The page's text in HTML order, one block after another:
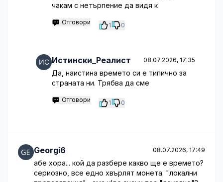
чакам с нетърпение да видя к
Отговори 1 0
Истински_Реалист 08.07.2026, 17:35
Да, наистина времето си е типично за
страната ни. Трябва да сме
Отговори 1 0
Georgi6 08.07.2026, 17:49
абе хора... кой да разбере какво ще е времето?
сериозно, все едно хвърлят монета. "локални